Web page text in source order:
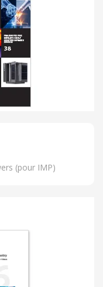
(pour IMP)